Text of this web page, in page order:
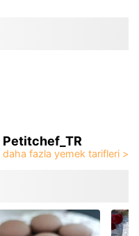
Petitchef_TR